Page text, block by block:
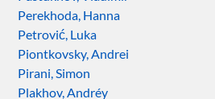
Perekhoda, Hanna
Petrović, Luka
Piontkovsky, Andrei
Pirani, Simon
Plakhov, Andréy